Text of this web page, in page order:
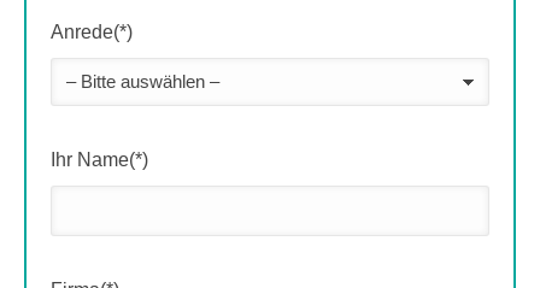
Anrede(*)
Ihr Name(*)